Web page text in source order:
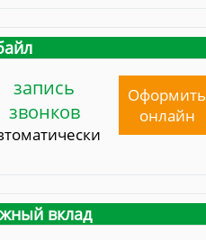
запись
звонков
Оформить
онлайн
вклад